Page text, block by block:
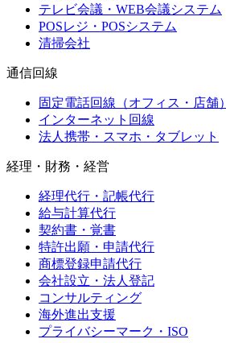
テレビ会議・WEB会議システム
POSレジ・POSシステム
清掃会社
通信回線
固定電話回線（オフィス・店舗）
インターネット回線
法人携帯・スマホ・タブレット
経理・財務・経営
経理代行・記帳代行
給与計算代行
契約書・覚書
特許出願・申請代行
商標登録申請代行
会社設立・法人登記
コンサルティング
海外進出支援
プライバシーマーク・ISO